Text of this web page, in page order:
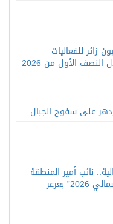
45.7 مليون زائر للفعاليات
الأول من 2026
على سفوح الجبال
نائب أمير المنطقة
بعرعر